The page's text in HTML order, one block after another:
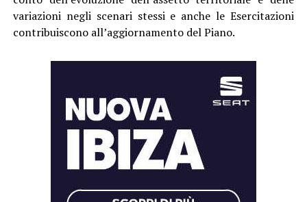
variazioni negli scenari stessi e anche le Esercitazioni
contribuiscono all’aggiornamento del Piano.